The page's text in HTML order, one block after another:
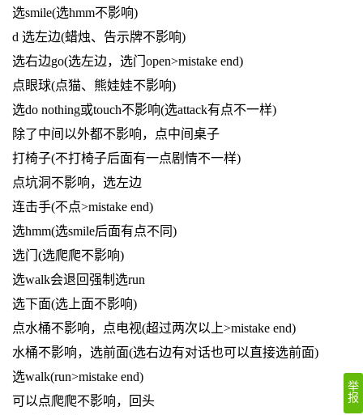
选smile(选hmm不影响)
d 选左边(蜡烛、告示牌不影响)
选右边go(选左边，选门open>mistake end)
点眼球(点猫、熊娃娃不影响)
选do nothing或touch不影响(选attack有点不一样)
除了中间以外都不影响，点中间桌子
打椅子(不打椅子后面有一点剧情不一样)
点坑洞不影响，选左边
连击手(不点>mistake end)
选hmm(选smile后面有点不同)
选门(选爬爬不影响)
选walk会退回强制选run
选下面(选上面不影响)
点水桶不影响，点电视(超过两次以上>mistake end)
水桶不影响，选前面(选右边有对话也可以直接选前面)
选walk(run>mistake end)
可以点爬爬不影响，回头
举
报